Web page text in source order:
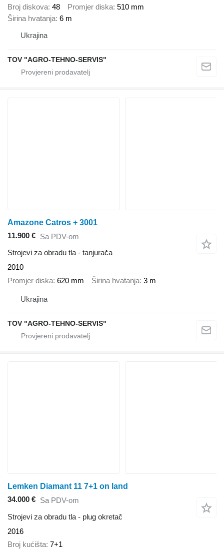
Broj diskova 48 Promjer diska 510 mm
Širina hvatanja 6 m
Ukrajina
TOV "AGRO-TEHNO-SERVIS"
Amazone Catros + 3001
11.900 € Sa PDV-om
Strojevi za obradu tla - tanjurača
2010
Promjer diska 620 mm Širina hvatanja 3 m
Ukrajina
TOV "AGRO-TEHNO-SERVIS"
Lemken Diamant 11 7+1 on land
34.000 € Sa PDV-om
Strojevi za obradu tla - plug okretač
2016
Broj kućišta 7+1